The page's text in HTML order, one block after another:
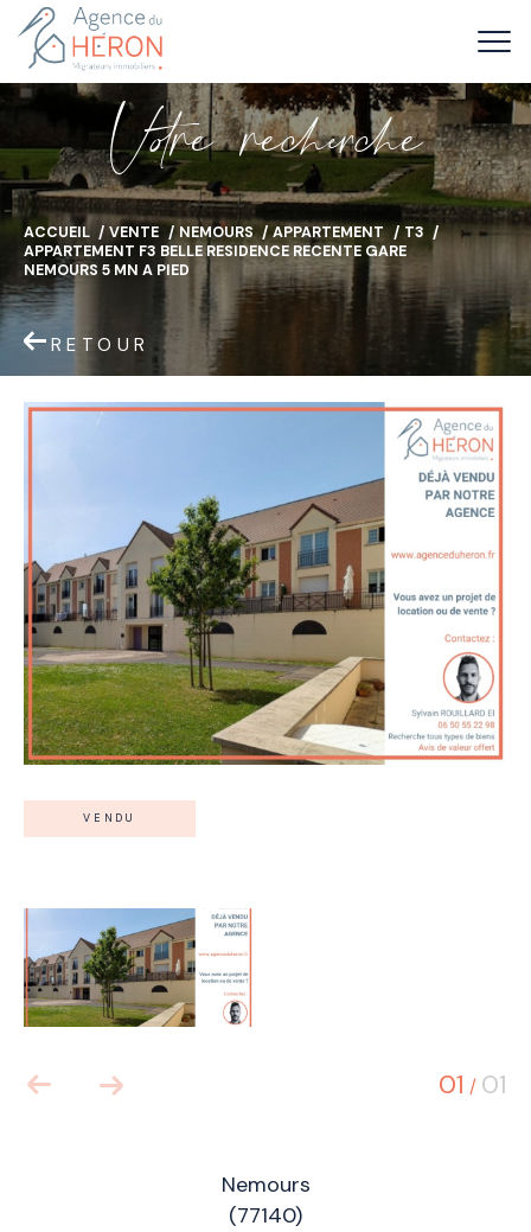
Vore recece
ACCUEIL VENTE NEMOURS APPARTEMENT
T3
APPARTEMENT F3 BELLE RESIDENCE RECENTE GARE
NEMOURS 5 MN A PIED
RETOUR
VENDU
01 / 01
Nemours
(77140)